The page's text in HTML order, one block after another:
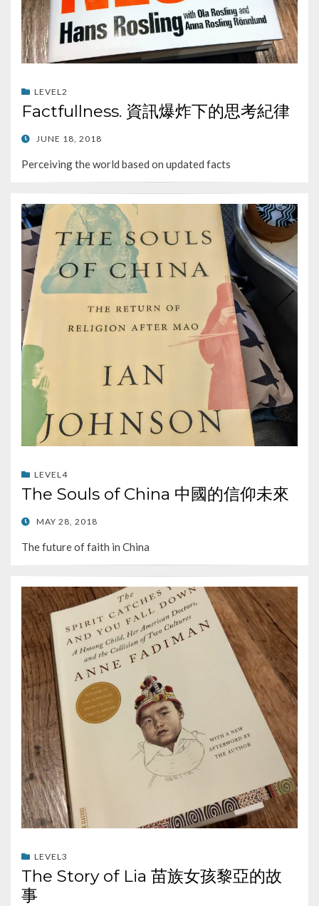
LEVEL2
Factfullness. 資訊爆炸下的思考紀律
POSTED
JUNE 18, 2018
Perceiving the world based on updated facts
LEVEL4
The Souls of China 中國的信仰未來
POSTED
MAY 28, 2018
The future of faith in China
LEVEL3
The Story of Lia 苗族女孩黎亞的故
事